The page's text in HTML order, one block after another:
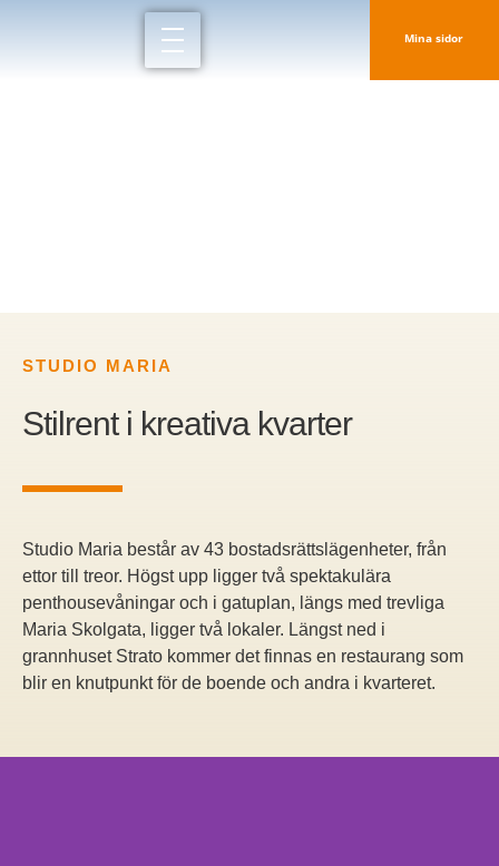
Mina sidor
STUDIO MARIA
Stilrent i kreativa kvarter
Studio Maria består av 43 bostadsrättslägenheter, från
ettor till treor. Högst upp ligger två spektakulära
penthousevåningar och i gatuplan, längs med trevliga
Maria Skolgata, ligger två lokaler. Längst ned i
grannhuset Strato kommer det finnas en restaurang som
blir en knutpunkt för de boende och andra i kvarteret.